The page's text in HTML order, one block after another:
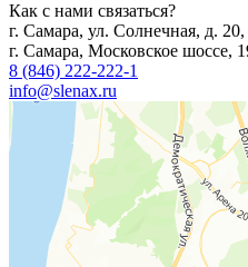
Как с нами связаться?
г. Самара, ул. Солнечная, д.
г. Самара, Московское шоссе,
8 (846) 222-222-1
info@slenax.ru